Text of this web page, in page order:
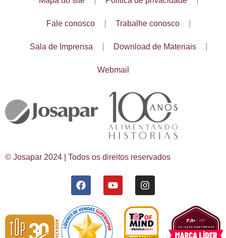
Fale conosco Trabalhe conosco
Sala de Imprensa Download de Materiais
Webmail
© Josapar 2024 | Todos os direitos reservados